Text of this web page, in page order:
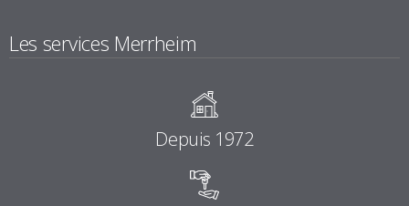
Les services Merrheim
Depuis 1972